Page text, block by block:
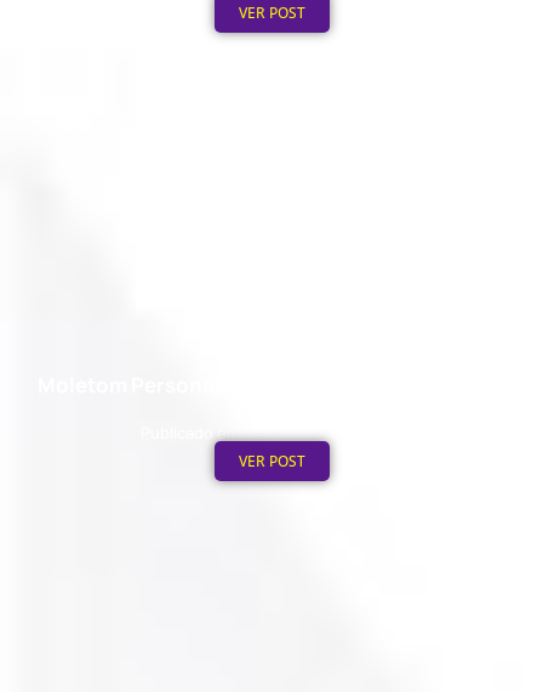
VER POST
Publicado em: 4 de agosto de 2026
VER POST